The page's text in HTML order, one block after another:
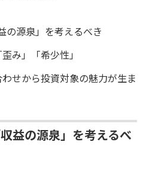
の源泉」を考えるべき
み」「希少性」
せから投資対象の魅力が生ま
益の源泉」を考えるべ